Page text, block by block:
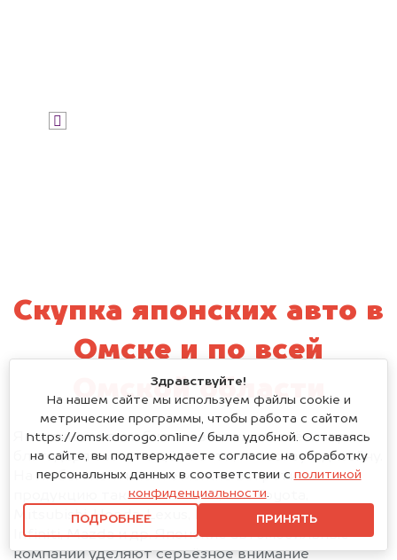
Скупка японских авто в
Омске и по всей
Омской области
Японские автомобили известны во всём мире
благодаря своим надёжности, качеству и дизайну.
На любом континенте можно встретить
продукцию таких компаний, как Toyota,
Mitsubishi, Honda, Lexus, Nissan, Subaru, Suzuki,
Infiniti, Mazda и др. Японские автомобильные
компании уделяют серьёзное внимание
Здравствуйте!
На нашем сайте мы используем файлы cookie и
метрические программы, чтобы работа с сайтом
https://omsk.dorogo.online/ была удобной. Оставаясь
на сайте, вы подтверждаете согласие на обработку
персональных данных в соответствии с политикой
конфиденциальности.
ПОДРОБНЕЕ ПРИНЯТЬ